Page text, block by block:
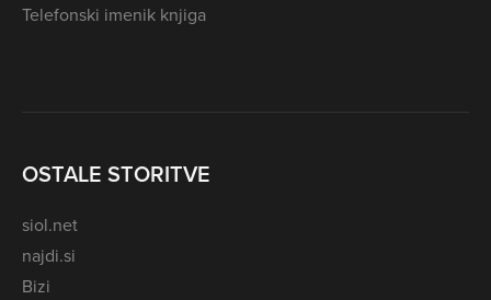
Telefonski imenik knjiga
OSTALE STORITVE
siol.net
najdi.si
Bizi